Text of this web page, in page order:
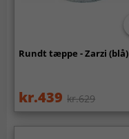
Rundt tæppe - Zarzi (blå)
kr.439 kr.629